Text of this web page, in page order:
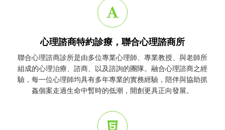
心理諮商特約診療，聯合心理諮商所
聯合心理諮商診所是由多位專業心理師、專業教授、與老師所
組成的心理治療、諮商、以及諮詢的團隊。融合心理諮商之經
驗，每一位心理師均具有多年專業的實務經驗，陪伴與協助抓
姦個案走過生命中暫時的低潮，開創更具正向發展。